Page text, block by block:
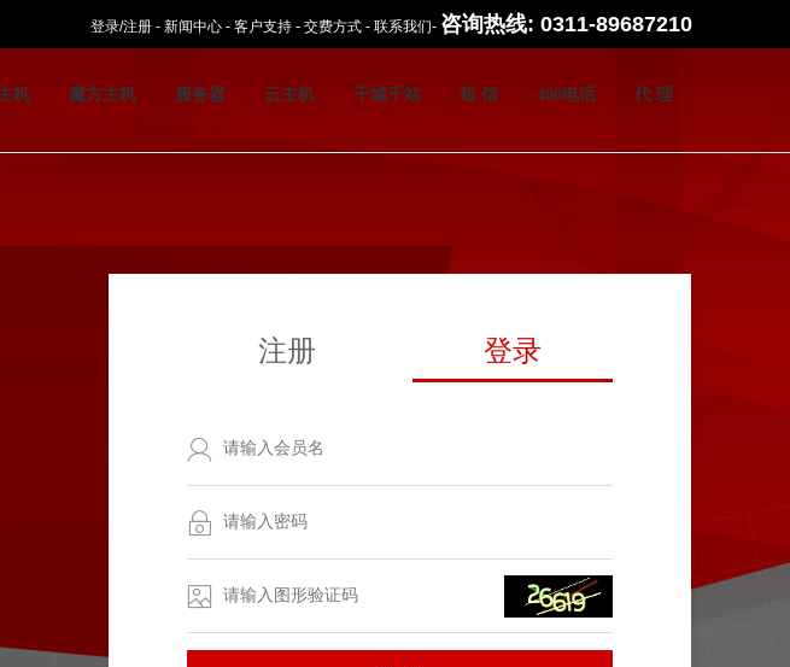
登录/注册 - 新闻中心 - 客户支持 - 交费方式 - 联系我们- 咨询热线: 0311-89687210
机 魔方主机 服务器 云主机 千城千站 短 信 400电话 代 理
注册 登录